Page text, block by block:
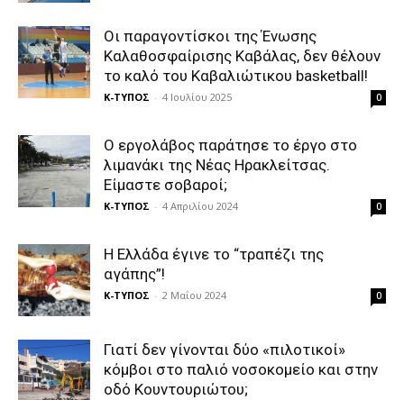
Οι παραγοντίσκοι της Ένωσης
Καλαθοσφαίρισης Καβάλας, δεν θέλουν
το καλό του Καβαλιώτικου basketball!
Κ-ΤΥΠΟΣ - 4 Ιουλίου 2025 0
Ο εργολάβος παράτησε το έργο στο
λιμανάκι της Νέας Ηρακλείτσας.
Είμαστε σοβαροί;
Κ-ΤΥΠΟΣ - 4 Απριλίου 2024 0
Η Ελλάδα έγινε το “τραπέζι της
αγάπης”!
Κ-ΤΥΠΟΣ - 2 Μαΐου 2024 0
Γιατί δεν γίνονται δύο «πιλοτικοί»
κόμβοι στο παλιό νοσοκομείο και στην
οδό Κουντουριώτου;